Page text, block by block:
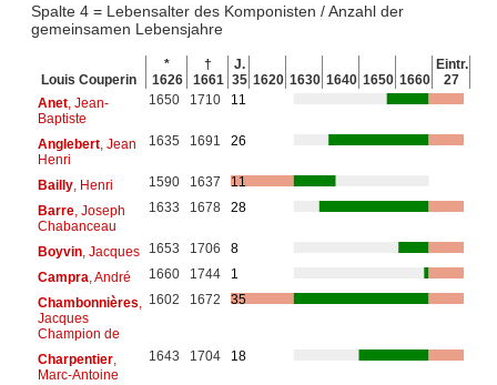
Spalte 4 = Lebensalter des Komponisten / Anzahl der
gemeinsamen Lebensjahre
Louis Couperin
*
1626
†
1661
J.
35 1620 1630 1640 1650 1660
Eintr.
27
Anet, Jean-
Baptiste
1650 1710 11
Anglebert, Jean
Henri
1635 1691 26
Bailly, Henri 1590 1637
11
Barre, Joseph
Chabanceau
1633 1678 28
Boyvin, Jacques 1653 1706
8
Campra , André 1660 1744
1
Chambonnières
Jacques
Champion de
1602 1672 35
Charpentier,
Marc-Antoine
1643 1704 18